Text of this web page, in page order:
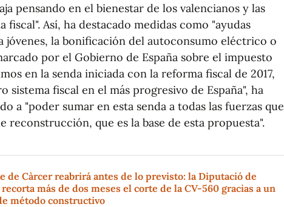
pensando en el bienestar de los valencianos y las
fiscal". Así, ha destacado medidas como "ayudas
jóvenes, la bonificación del autoconsumo eléctrico o
por el Gobierno de España sobre el impuesto
en la senda iniciada con la reforma fiscal de 2017,
sistema fiscal en el más progresivo de España", ha
a "poder sumar en esta senda a todas las fuerzas que
reconstrucción, que es la base de esta propuesta".
de Càrcer reabrirá antes de lo previsto: la Diputació de
más de dos meses el corte de la CV-560 gracias a un
método constructivo